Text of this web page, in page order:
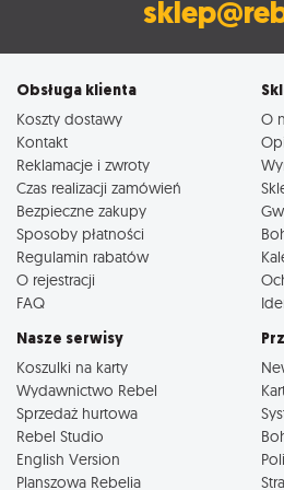
Obsługa klienta
Koszty dostawy
Kontakt
Reklamacje i zwroty
Czas realizacji zamówień
Bezpieczne zakupy
Sposoby płatności
Regulamin rabatów
O rejestracji
FAQ
O
Nasze serwisy
Koszulki na karty
Wydawnictwo Rebel
Sprzedaż hurtowa
Rebel Studio
English Version
Planszowa Rebelia